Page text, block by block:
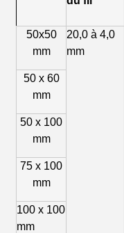
50x50
mm
20,0 à 4,0
mm
50 x 60
mm
50 x 100
mm
75 x 100
mm
100 x 100
mm